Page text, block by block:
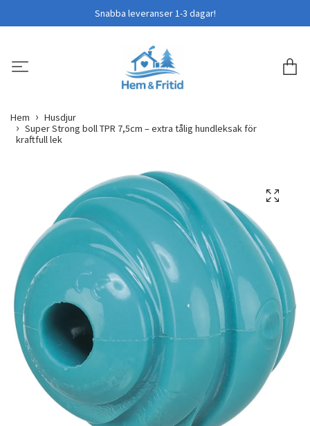
Snabba leveranser 1-3 dagar!
Hem
Husdjur
Super Strong boll TPR 7,5cm – extra tålig hundleksak för
kraftfull lek